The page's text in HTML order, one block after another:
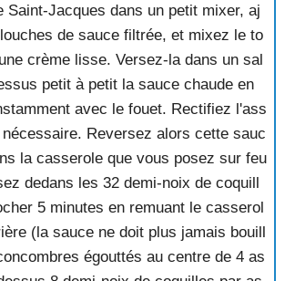
LA SAUCE ROUGE
SEU TCHOUAN
L'ORANAISE
GINGEMBRE
POIVRE VERT
PORC AIGRE DOUX
AUX PETITS POIS
A LA SAUCE PIQUANTE
A L'ORIENTALE
A L'AIL
CREVETTES
Saint-Jacques dans un petit mixer, aj
de sauce filtrée, et mixez le to
crème lisse. Versez-la dans un sal
petit à petit la sauce chaude en
avec le fouet. Rectifiez l'ass
Reversez alors cette sauc
la casserole que vous posez sur feu
dedans les 32 demi-noix de coquill
5 minutes en remuant le casserol
(la sauce ne doit plus jamais bouill
égouttés au centre de 4 as